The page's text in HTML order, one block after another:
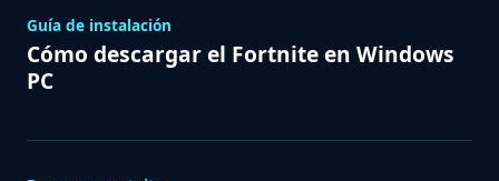
Guía de instalación
Cómo descargar el Fortnite en Windows
PC